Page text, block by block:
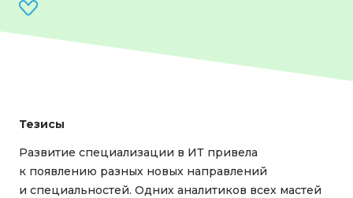
Тезисы
Развитие специализации в ИТ привела
к появлению разных новых направлений
и специальностей. Одних аналитиков всех мастей